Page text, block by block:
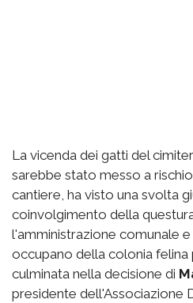
La vicenda dei gatti del
sarebbe stato messo a
cantiere, ha visto una svolta
coinvolgimento della
l'amministrazione comunale
occupano della colonia
culminata nella decisione di
presidente dell'Associazione